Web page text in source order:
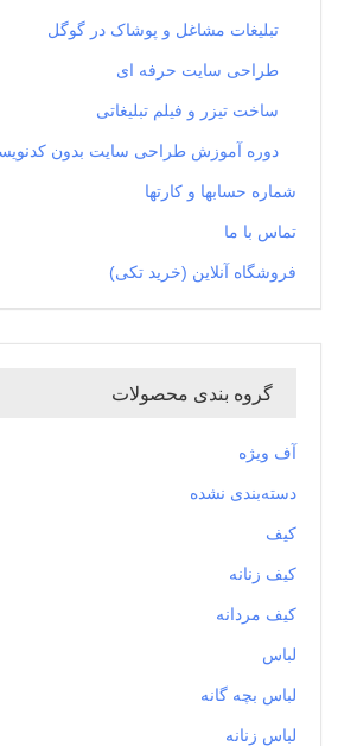
تبلیغات مشاغل و پوشاک در گوگل
طراحی سایت حرفه ای
ساخت تیزر و فیلم تبلیغاتی
دوره آموزش طراحی سایت بدون
شماره حسابها و کارتها
تماس با ما
فروشگاه آنلاین (خرید تکی)
گروه بندی محصولات
آف ویژه
دسته‌بندی نشده
کیف
کیف زنانه
کیف مردانه
لباس
لباس بچه گانه
لباس زنانه